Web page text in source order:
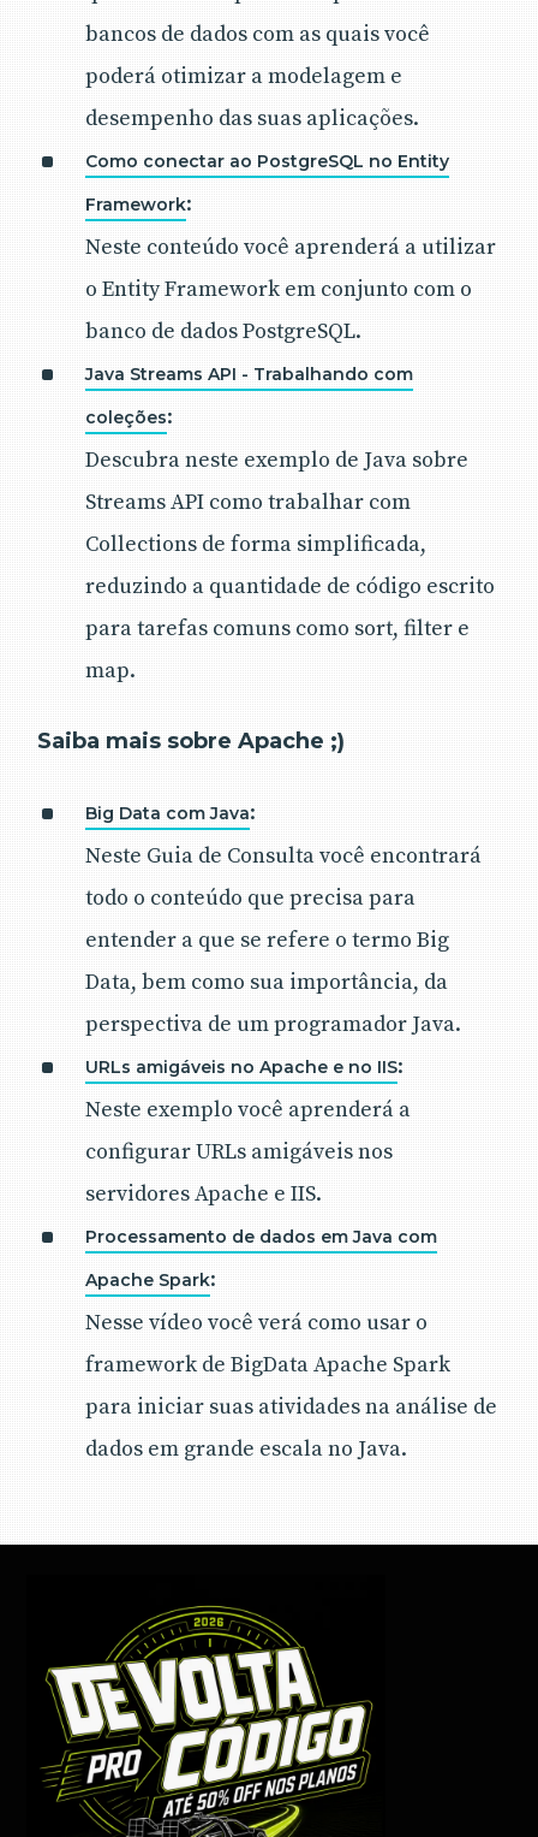
bancos de dados com as quais você
poderá otimizar a modelagem e
desempenho das suas aplicações.
Como conectar ao PostgreSQL no Entity
Framework:
Neste conteúdo você aprenderá a utilizar
o Entity Framework em conjunto com o
banco de dados PostgreSQL.
Java Streams API - Trabalhando com
coleções:
Descubra neste exemplo de Java sobre
Streams API como trabalhar com
Collections de forma simplificada,
reduzindo a quantidade de código escrito
para tarefas comuns como sort, filter e
map.
Saiba mais sobre Apache ;)
Big Data com Java:
Neste Guia de Consulta você encontrará
todo o conteúdo que precisa para
entender a que se refere o termo Big
Data, bem como sua importância, da
perspectiva de um programador Java.
URLs amigáveis no Apache e no IIS:
Neste exemplo você aprenderá a
configurar URLs amigáveis nos
servidores Apache e IIS.
Processamento de dados em Java com
Apache Spark:
Nesse vídeo você verá como usar o
framework de BigData Apache Spark
para iniciar suas atividades na análise de
dados em grande escala no Java.